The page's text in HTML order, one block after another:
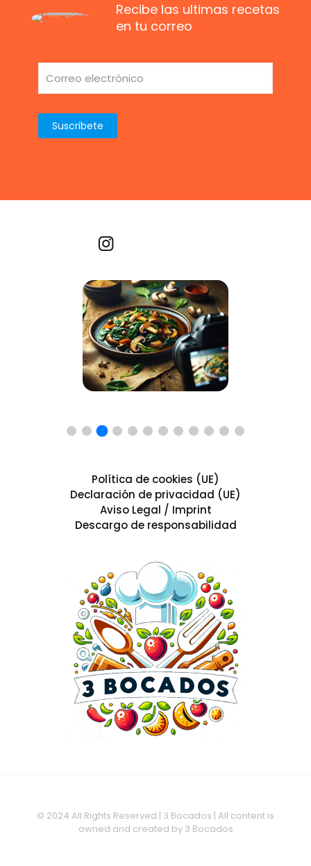
Recibe las ultimas recetas
en tu correo
Política de cookies (UE)
Declaración de privacidad (UE)
Aviso Legal / Imprint
Descargo de responsabilidad
© 2024 All Rights Reserved | 3 Bocados | All content is
owned and created by 3 Bocados